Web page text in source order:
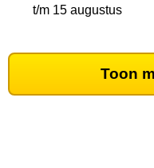
t/m 15 augustus
Toon